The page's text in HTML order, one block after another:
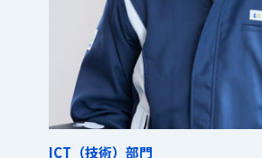
ICT（技術）部門